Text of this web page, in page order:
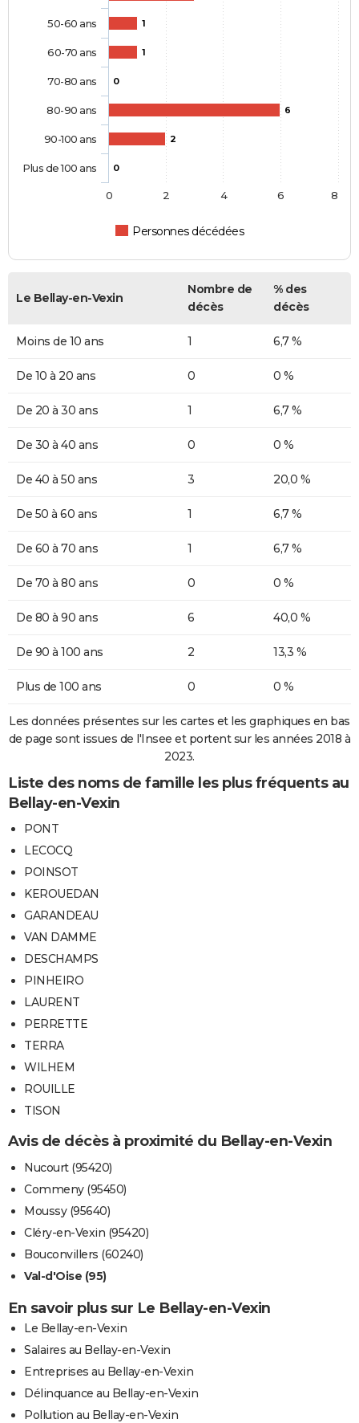
1
1
0
6
2
0
Personnes décédées
50-60 ans
60-70 ans
70-80 ans
80-90 ans
90-100 ans
Plus de 100 ans
0 2 4 6 8
Le Bellay-en-Vexin
Nombre de
décès
% des
décès
Moins de 10 ans 1 6,7 %
De 10 à 20 ans 0 0 %
De 20 à 30 ans 1 6,7 %
De 30 à 40 ans 0 0 %
De 40 à 50 ans 3 20,0 %
De 50 à 60 ans 1 6,7 %
De 60 à 70 ans 1 6,7 %
De 70 à 80 ans 0 0 %
De 80 à 90 ans 6 40,0 %
De 90 à 100 ans 2 13,3 %
Plus de 100 ans 0 0 %
Les données présentes sur les cartes et les graphiques en bas
de page sont issues de l'Insee et portent sur les années 2018 à
2023.
Liste des noms de famille les plus fréquents au
Bellay-en-Vexin
PONT
LECOCQ
POINSOT
KEROUEDAN
GARANDEAU
VAN DAMME
DESCHAMPS
PINHEIRO
LAURENT
PERRETTE
TERRA
WILHEM
ROUILLE
TISON
Avis de décès à proximité du Bellay-en-Vexin
Nucourt (95420)
Commeny (95450)
Moussy (95640)
Cléry-en-Vexin (95420)
Bouconvillers (60240)
Val-d'Oise (95)
En savoir plus sur Le Bellay-en-Vexin
Le Bellay-en-Vexin
Salaires au Bellay-en-Vexin
Entreprises au Bellay-en-Vexin
Délinquance au Bellay-en-Vexin
Pollution au Bellay-en-Vexin